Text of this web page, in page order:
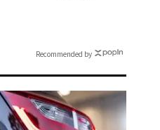
Recommended by